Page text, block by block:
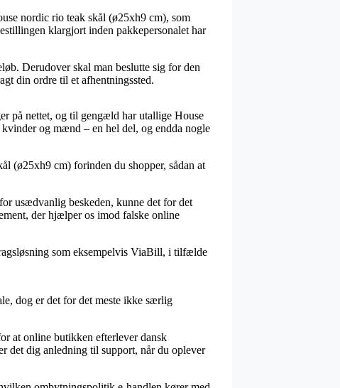
nordic rio teak skål (ø25xh9 cm), som
klargjort inden pakkepersonalet har
Derudover skal man beslutte sig for den
din ordre til et afhentningssted.
på nettet, og til gengæld har utallige House
og mænd – en hel del, og endda nogle
(ø25xh9 cm) forinden du shopper, sådan at
usædvanlig beskeden, kunne det for det
der hjælper os imod falske online
som eksempelvis ViaBill, i tilfælde
dog er det for det meste ikke særlig
at online butikken efterlever dansk
det dig anledning til support, når du oplever